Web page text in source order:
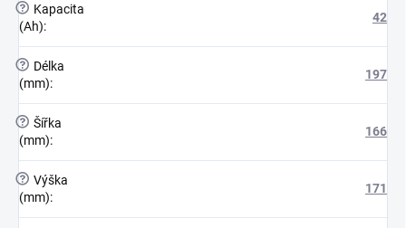
?
Kapacita
(Ah):
42
?
Délka
(mm):
197
? Šířka
(mm):
166
? Výška
(mm):
171